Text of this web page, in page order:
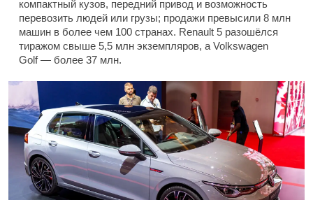
компактный кузов, передний привод и возможность
перевозить людей или грузы; продажи превысили 8 млн
машин в более чем 100 странах. Renault 5 разошёлся
тиражом свыше 5,5 млн экземпляров, а Volkswagen
Golf — более 37 млн.